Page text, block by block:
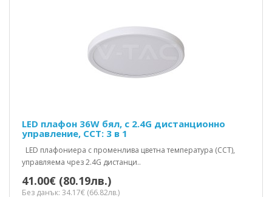
LED плафон 36W бял, с 2.4G дистанционно
управление, CCT: 3 в 1
LED плафониера с променлива цветна температура (CCT),
управляема чрез 2.4G дистанци..
41.00€ (80.19лв.)
Без данък: 34.17€ (66.82лв.)